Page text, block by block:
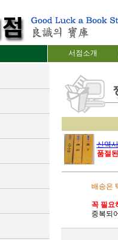
서점소개
신역
품절
배송은
꼭 필요
중복되